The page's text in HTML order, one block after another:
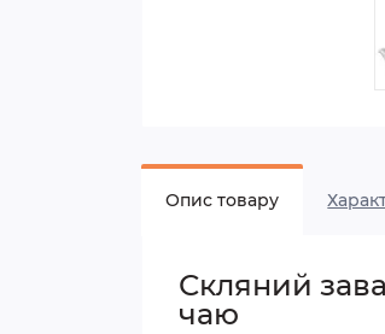
Опис товару
Скляний
чаю